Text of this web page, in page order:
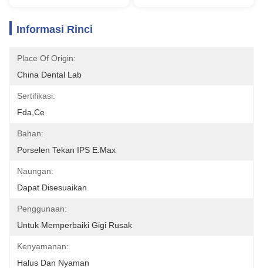
Informasi Rinci
Place Of Origin:
China Dental Lab
Sertifikasi:
Fda,ce
Bahan:
Porselen Tekan IPS E.max
Naungan:
Dapat Disesuaikan
Penggunaan:
Untuk Memperbaiki Gigi Rusak
Kenyamanan:
Halus Dan Nyaman